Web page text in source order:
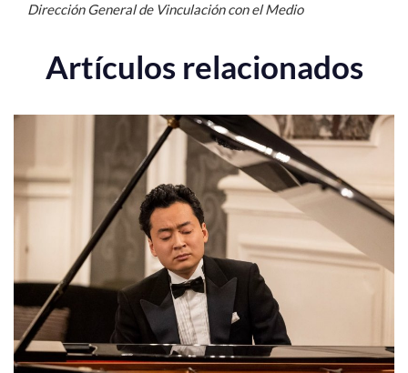
Dirección General de Vinculación con el Medio
Artículos relacionados